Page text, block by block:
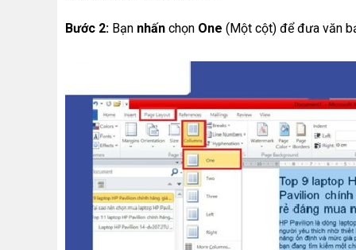
Bước 2: Bạn nhấn chọn One (Một cột) để đưa văn